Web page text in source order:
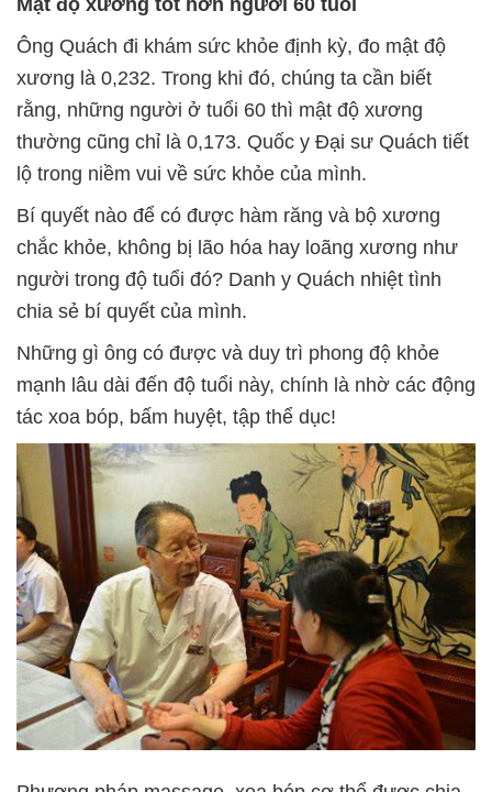
Mật độ xương tốt hơn người 60 tuổi
Ông Quách đi khám sức khỏe định kỳ, đo mật độ
xương là 0,232. Trong khi đó, chúng ta cần biết
rằng, những người ở tuổi 60 thì mật độ xương
thường cũng chỉ là 0,173. Quốc y Đại sư Quách tiết
lộ trong niềm vui về sức khỏe của mình.
Bí quyết nào để có được hàm răng và bộ xương
chắc khỏe, không bị lão hóa hay loãng xương như
người trong độ tuổi đó? Danh y Quách nhiệt tình
chia sẻ bí quyết của mình.
Những gì ông có được và duy trì phong độ khỏe
mạnh lâu dài đến độ tuổi này, chính là nhờ các động
tác xoa bóp, bấm huyệt, tập thể dục!